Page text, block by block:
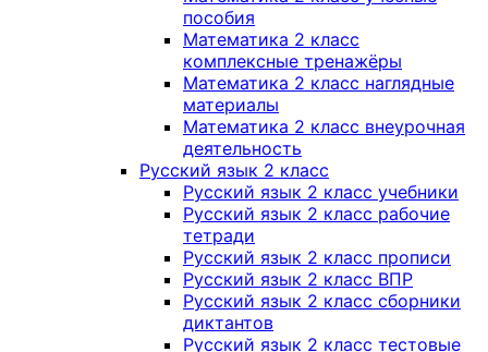
пособия
Математика 2 класс
комплексные тренажёры
Математика 2 класс наглядные
материалы
Математика 2 класс внеурочная
деятельность
Русский язык 2 класс
Русский язык 2 класс учебники
Русский язык 2 класс рабочие
тетради
Русский язык 2 класс прописи
Русский язык 2 класс ВПР
Русский язык 2 класс сборники
диктантов
Русский язык 2 класс тестовые